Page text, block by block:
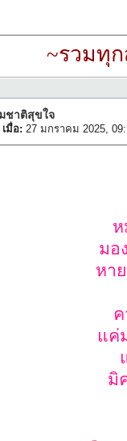
~รวมทุ
ชาติสุขใจ
มื่อ: 27 มกราคม 2025,
ห
มอ
หา
แค่
มิ